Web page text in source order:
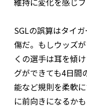
SGLの誤算はタイ
傷だ。もしウッズ
くの選手は耳を傾
グができても4日間
能など規則を柔軟
に前向きになるかも